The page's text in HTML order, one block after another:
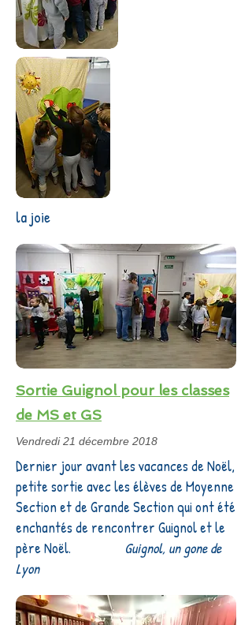
la joie
Sortie Guignol pour les classes
de MS et GS
Vendredi 21 décembre 2018
Dernier jour avant les vacances de Noël,
petite sortie avec les élèves de Moyenne
Section et de Grande Section qui ont été
enchantés de rencontrer Guignol et le
père Noël.
Guignol, un gone de
Lyon